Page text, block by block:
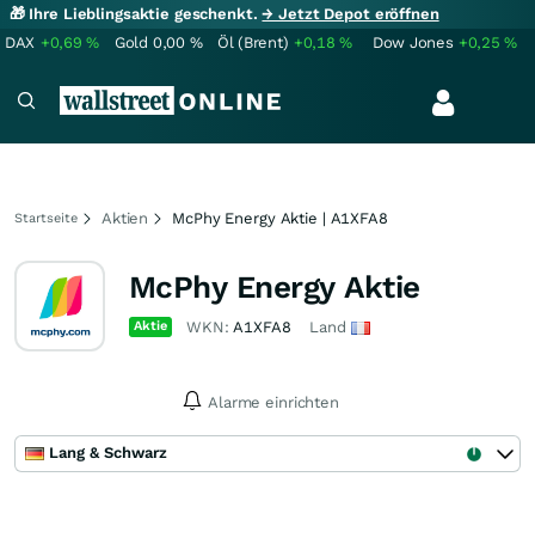
🎁 Ihre Lieblingsaktie geschenkt.→ Jetzt Depot eröffnen
DAX +0,69% Gold 0,00 % Öl (Brent) +0,18% Dow Jones +0,25%
Startseite Aktien McPhy Energy Aktie | A1XFA8
McPhy Energy Aktie
Aktie WKN:A1XFA8 Land
Alarme einrichten
Lang & Schwarz